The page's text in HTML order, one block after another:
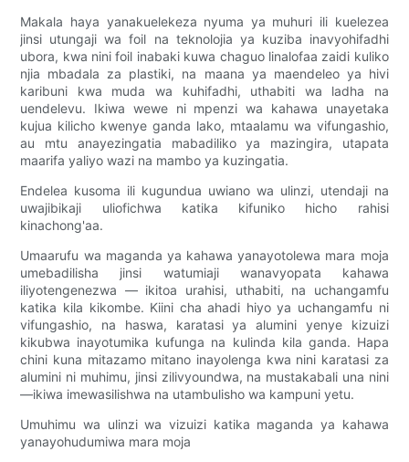
Makala haya yanakuelekeza nyuma ya muhuri ili kuelezea
jinsi utungaji wa foil na teknolojia ya kuziba inavyohifadhi
ubora, kwa nini foil inabaki kuwa chaguo linalofaa zaidi kuliko
njia mbadala za plastiki, na maana ya maendeleo ya hivi
karibuni kwa muda wa kuhifadhi, uthabiti wa ladha na
uendelevu. Ikiwa wewe ni mpenzi wa kahawa unayetaka
kujua kilicho kwenye ganda lako, mtaalamu wa vifungashio,
au mtu anayezingatia mabadiliko ya mazingira, utapata
maarifa yaliyo wazi na mambo ya kuzingatia.
Endelea kusoma ili kugundua uwiano wa ulinzi, utendaji na
uwajibikaji uliofichwa katika kifuniko hicho rahisi
kinachong'aa.
Umaarufu wa maganda ya kahawa yanayotolewa mara moja
umebadilisha jinsi watumiaji wanavyopata kahawa
iliyotengenezwa — ikitoa urahisi, uthabiti, na uchangamfu
katika kila kikombe. Kiini cha ahadi hiyo ya uchangamfu ni
vifungashio, na haswa, karatasi ya alumini yenye kizuizi
kikubwa inayotumika kufunga na kulinda kila ganda. Hapa
chini kuna mitazamo mitano inayolenga kwa nini karatasi za
alumini ni muhimu, jinsi zilivyoundwa, na mustakabali una nini
—ikiwa imewasilishwa na utambulisho wa kampuni yetu.
Umuhimu wa ulinzi wa vizuizi katika maganda ya kahawa
yanayohudumiwa mara moja